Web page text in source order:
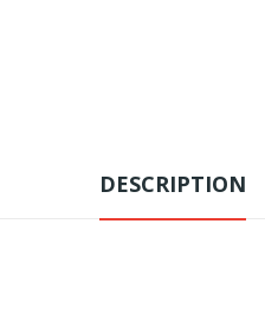
DESCRIPTION